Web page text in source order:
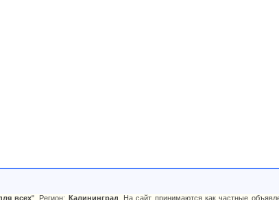
всех". Регион: Калининград . На сайт принимаются как частные